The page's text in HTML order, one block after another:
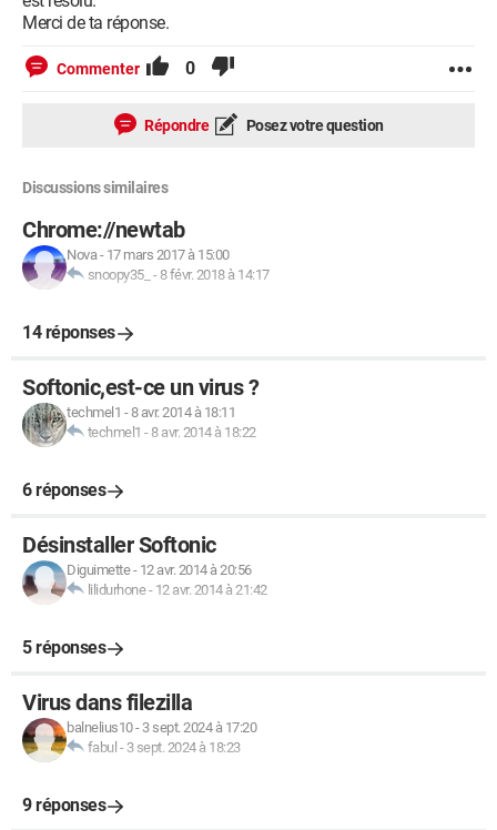
Merci de ta réponse.
Commenter 0
Répondre Posez votre question
Discussions similaires
Chrome://newtab
Nova- 17 mars 2017 à 15:00
snoopy35_ - 8 févr. 2018 à 14:17
14 réponses
Softonic,est-ce un virus ?
techmel1 -8 avr. 2014 à 18:11
techmel1 - 8 avr. 2014 à 18:22
6 réponses
Désinstaller Softonic
Diguimette- 12 avr. 2014 à 20:56
lilidurhone- 12 avr. 2014 à 21:42
5 réponses
Virus dans filezilla
balnelius10- 3 sept. 2024 à 17:20
fabul - 3 sept. 2024 à 18:23
9 réponses